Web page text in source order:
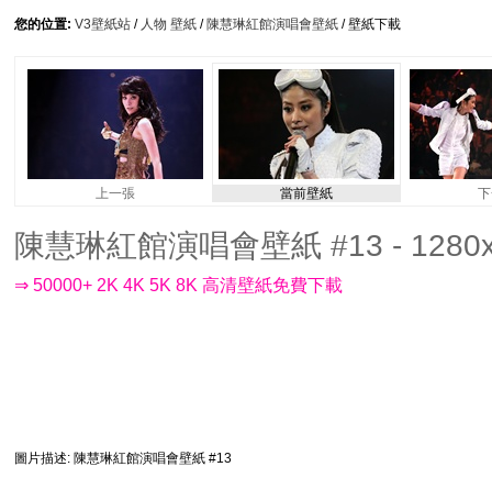
您的位置: V3壁紙站 / 人物 壁紙 / 陳慧琳紅館演唱會壁紙 / 壁紙下載
上一張 當前壁紙
陳慧琳紅館演唱會壁紙 #13 -
⇒ 50000+ 2K 4K 5K 8K 高清壁紙免費下載
圖片描述: 陳慧琳紅館演唱會壁紙 #13